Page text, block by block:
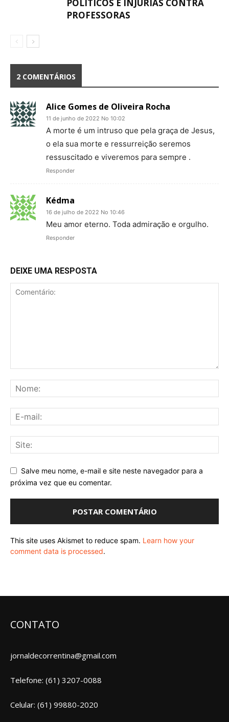
POLÍTICOS E INJÚRIAS CONTRA
PROFESSORAS
2 COMENTÁRIOS
Alice Gomes de Oliveira Rocha
11 de junho de 2022 No 10:02
A morte é um intruso que pela graça de Jesus,
o ela sua morte e ressurreição seremos
ressuscitado e viveremos para sempre .
Responder
Kédma
16 de julho de 2022 No 10:46
Meu amor eterno. Toda admiração e orgulho.
Responder
DEIXE UMA RESPOSTA
Salve meu nome, e-mail e site neste navegador para a
próxima vez que eu comentar.
This site uses Akismet to reduce spam. Learn how your
comment data is processed.
CONTATO
jornaldecorrentina@gmail.com
Telefone: (61) 3207-0088
Celular: (61) 99880-2020